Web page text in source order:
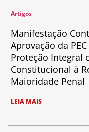
Artigos
Manifestação
Aprovação da
Proteção Integral
Constitucional à
Maioridade Penal
LEIA MAIS